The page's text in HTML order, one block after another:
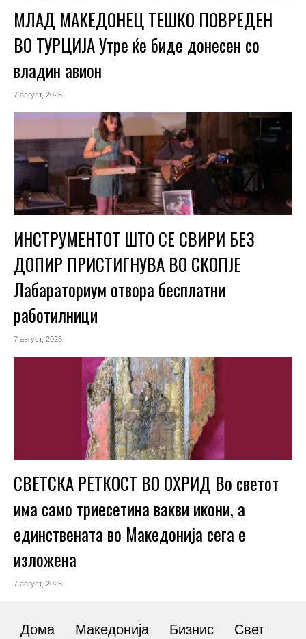
МЛАД МАКЕДОНЕЦ ТЕШКО ПОВРЕДЕН
ВО ТУРЦИЈА Утре ќе биде донесен со
владин авион
7 август, 2026
ИНСТРУМЕНТОТ ШТО СЕ СВИРИ БЕЗ
ДОПИР ПРИСТИГНУВА ВО СКОПЈЕ
Лабараториум отвора бесплатни
работилници
7 август, 2026
СВЕТСКА РЕТКОСТ ВО ОХРИД Во светот
има само триесетина вакви икони, а
единствената во Македонија сега е
изложена
7 август, 2026
Дома Македонија Бизнис Свет